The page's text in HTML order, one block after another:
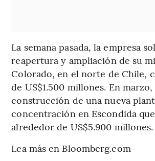
La semana pasada, la empresa
reapertura y ampliación de su
Colorado, en el norte de Chile,
de US$1.500 millones. En
construcción de una nueva
concentración en Escondida
alrededor de US$5.900 millones.
Lea más en Bloomberg.com